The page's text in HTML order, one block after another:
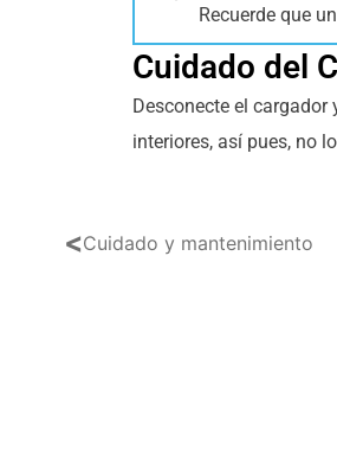
Recuerde que
Cuidado del
Desconecte el
interiores, así pues, no
<Cuidado y mantenimiento